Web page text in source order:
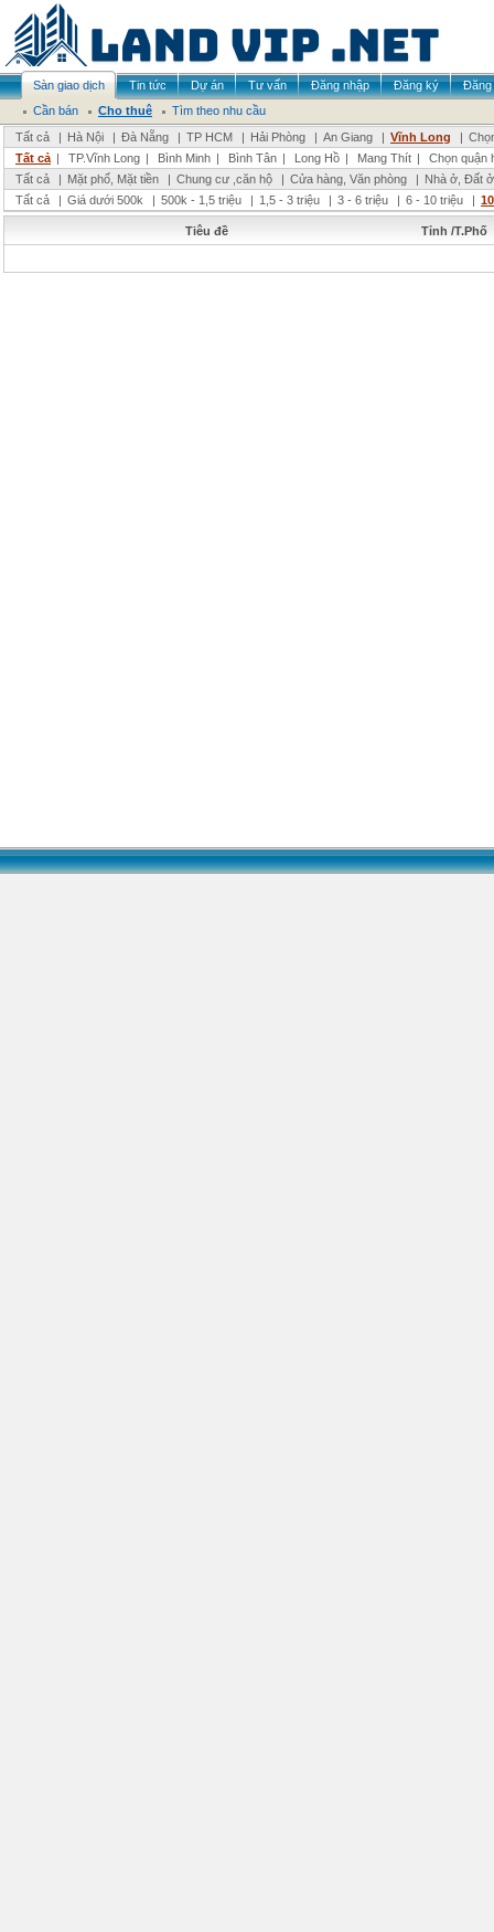
Sàn giao dịch Tin tức Dự án Tư vấn Đăng nhập Đăng ký
Đăng
Cần bán
Cho thuê
Tìm theo nhu cầu
Tất cả
| Hà Nội | Đà Nẵng | TP HCM | Hải Phòng | An Giang | Vĩnh Long |
Tất cả | TP.Vĩnh Long | Bình Minh | Bình Tân | Long Hồ | Mang Thít |
Chọn quận
Tất cả
| Mặt phố, Mặt tiền | Chung cư ,căn hộ | Cửa hàng, Văn phòng | Nhà ở, Đất ở
Tất cả
| Giá dưới 500k | 500k - 1,5 triệu | 1,5 - 3 triệu | 3 - 6 triệu | 6 - 10 triệu |
Tiêu đề Tỉnh /T.Phố